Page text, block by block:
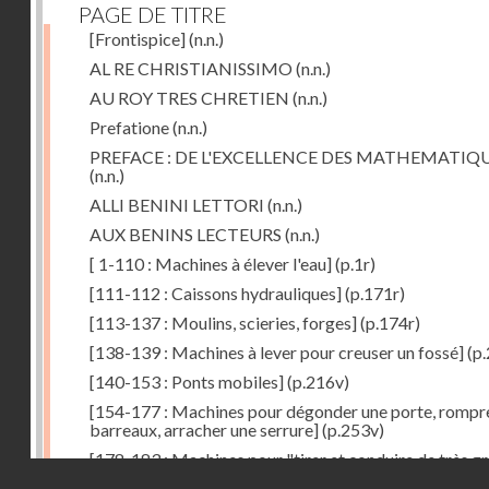
PAGE DE TITRE
[Frontispice](n.n.)
AL RE CHRISTIANISSIMO (n.n.)
AU ROY TRES CHRETIEN (n.n.)
Prefatione(n.n.)
PREFACE : DE L'EXCELLENCE DES
(n.n.)
ALLI BENINI LETTORI (n.n.)
AUX BENINS LECTEURS (n.n.)
[ 1-110 : Machines à élever l'eau](p.1r)
[111-112 : Caissons hydrauliques](p.171r)
[113-137 : Moulins, scieries, forges](p.174r)
[138-139 : Machines à lever pour creuser un fossé]
[140-153 : Ponts mobiles](p.216v)
[154-177 : Machines pour dégonder une porte,
barreaux, arracher une serrure](p.253v)
[178-183 : Machines pour "tirer et conduire de très